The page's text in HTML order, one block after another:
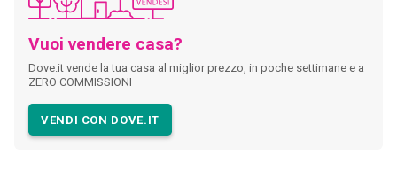
Vuoi vendere casa?
Dove.it vende la tua casa al miglior prezzo, in poche settimane e a
ZERO COMMISSIONI
VENDI CON DOVE.IT